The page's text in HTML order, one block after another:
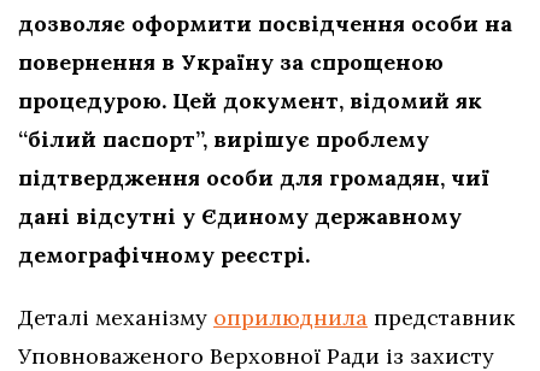
дозволяє оформити посвідчення особи на
повернення в Україну за спрощеною
процедурою. Цей документ, відомий як
“білий паспорт”, вирішує проблему
підтвердження особи для громадян, чиї
дані відсутні у Єдиному державному
демографічному реєстрі.
Деталі механізму оприлюднила представник
Уповноваженого Верховної Ради із захисту